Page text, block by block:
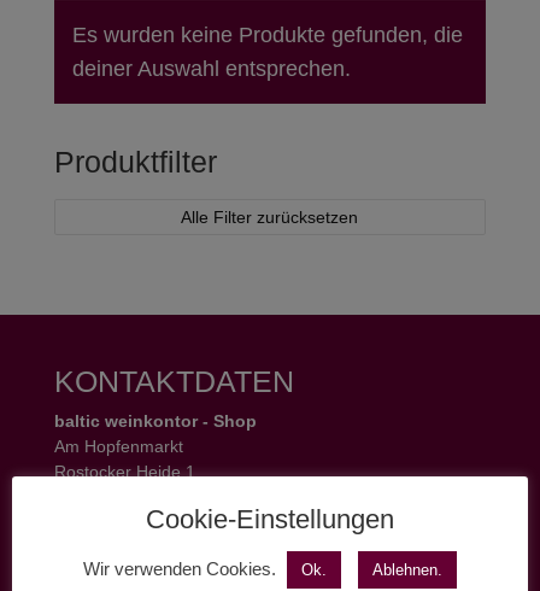
Es wurden keine Produkte gefunden, die
deiner Auswahl entsprechen.
Produktfilter
Alle Filter zurücksetzen
KONTAKTDATEN
baltic weinkontor - Shop
Am Hopfenmarkt
Rostocker Heide 1
Tel.: 0381 37 50 77 22
Mo - Fr 11 - 19 Uhr
Cookie-Einstellungen
Wir verwenden Cookies. Ok. Ablehnen.